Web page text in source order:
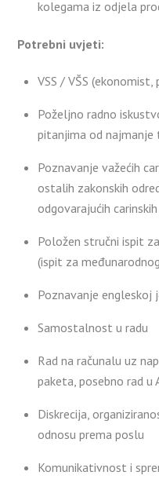
kolegama iz odjela
Potrebni uvjeti:
VSS / VŠS (ekonomist,
Poželjno radno
pitanjima od najmanje
Poznavanje važećih
ostalih zakonskih
odgovarajućih
Položen stručni ispit
(ispit za
Poznavanje engleskoj
Samostalnost u radu
Rad na računalu uz
paketa, posebno rad u
Diskrecija,
odnosu prema poslu
Komunikativnost i